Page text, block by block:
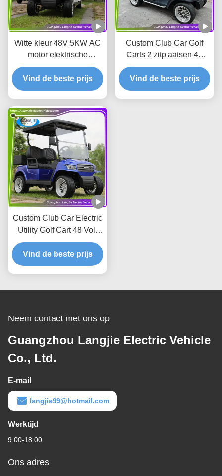
Witte kleur 48V 5KW AC
motor elektrische
golfkarretjes met 8
zitplaatsen gemakkelijk te
bedienen
Vind de beste prijs
Custom Club Car Golf
Carts 2 zitplaatsen 48
Volt Club Car AC Club
Car Golf Buggy For
Resort
Vind de beste prijs
Custom Club Car Electric
Utility Golf Cart 48 Volt
Club Car AC Motor Voor
Resort
Vind de beste prijs
Neem contact met ons op
Guangzhou Langjie Electric Vehicle
Co., Ltd.
E-mail
langjie99@hotmail.com
Werktijd
9:00-18:00
Ons adres